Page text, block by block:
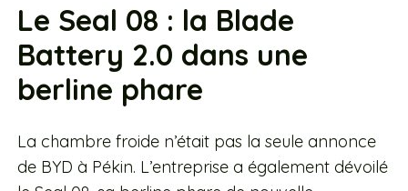
Le Seal 08 : la Blade
Battery 2.0 dans une
berline phare
La chambre froide n’était pas la seule annonce
de BYD à Pékin. L’entreprise a également dévoilé